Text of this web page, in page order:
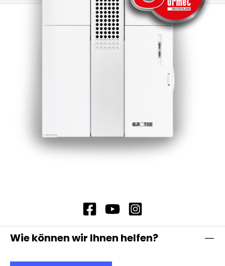
Wie können wir Ihnen helfen?